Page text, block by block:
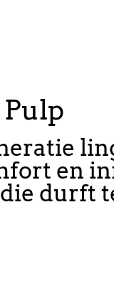
en
durft